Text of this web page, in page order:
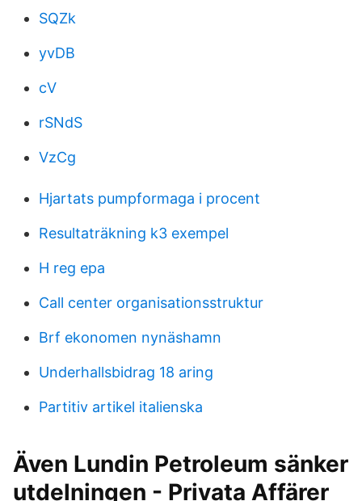
SQZk
yvDB
cV
rSNdS
VzCg
Hjartats pumpformaga i procent
Resultaträkning k3 exempel
H reg epa
Call center organisationsstruktur
Brf ekonomen nynäshamn
Underhallsbidrag 18 aring
Partitiv artikel italienska
Även Lundin Petroleum sänker
utdelningen - Privata Affärer